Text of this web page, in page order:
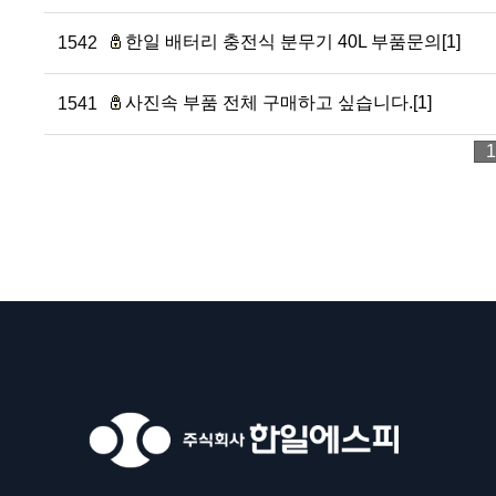
1542 한일 배터리 충전식 분무기 40L 부품문의[1]
1541 사진속 부품 전체 구매하고 싶습니다.[1]
1